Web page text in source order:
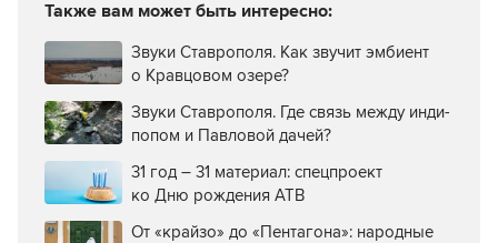
Также вам может быть интересно:
Звуки Ставрополя. Как звучит эмбиент
о Кравцовом озере?
Звуки Ставрополя. Где связь между инди-
попом и Павловой дачей?
31 год – 31 материал: спецпроект
ко Дню рождения АТВ
От «крайзо» до «Пентагона»: народные